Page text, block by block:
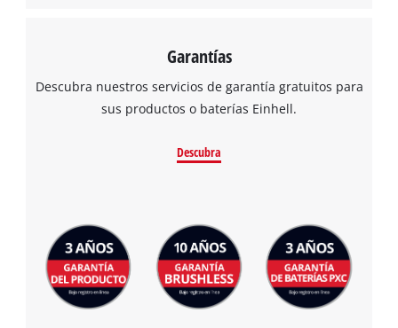
Garantías
Descubra nuestros servicios de garantía gratuitos para
sus productos o baterías Einhell.
Descubra